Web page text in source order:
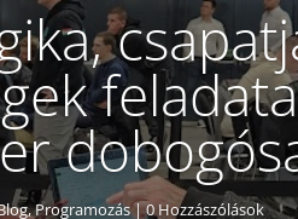
,Programozás| 0 Hozzászólások